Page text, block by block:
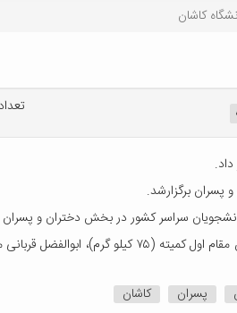
کاشان
تعداد
پسران برگزارشد.
سراسر کشور در بخش دختران و
مدیر تربیت بدنی دانشگاه کاشان افزود: در این دوره
پسران کاشان